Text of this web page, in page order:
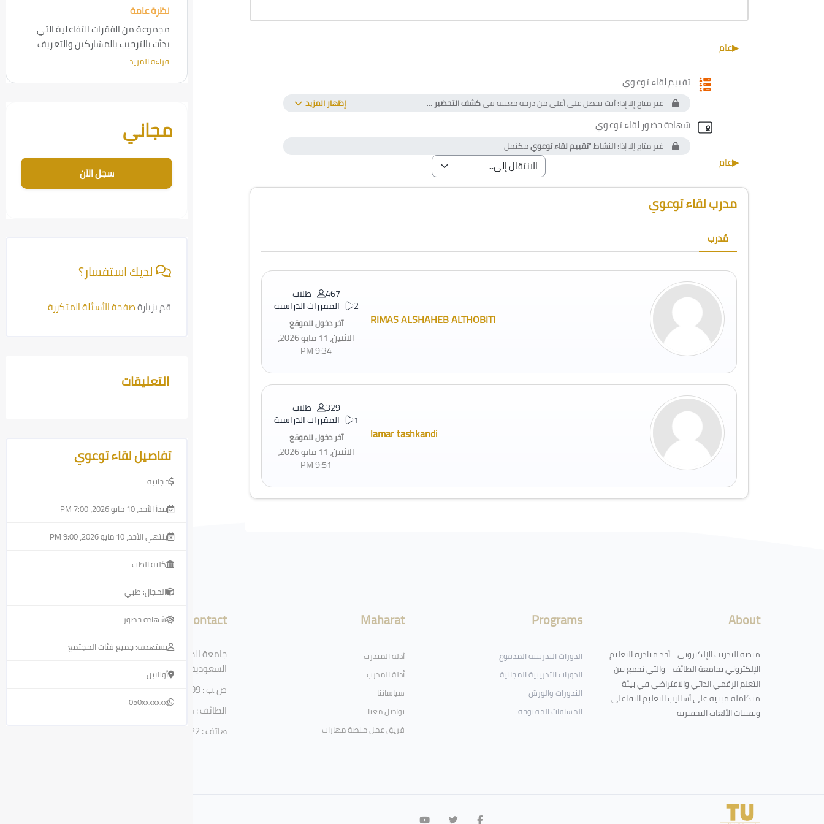
نظرة عامة
مجموعة من الفقرات التفاعلية التي
بدأت بالترحيب بالمشاركين والتعريف
بعنوان الفعالية وأهدافها، بعد ذلك
وأهمية الحفاظ على الصحة، مع عرض
النظافة الشخصية والعادات الصحية
اليومية. واختُتمت الفعالية بالإجابة عن
استفسارات المشاركين
قراءة المزيد
مجاني
سجل الآن
لديك استفسار؟
قم بزيارةصفحة الأسئلة المتكررة
تجاوز التعليقات
التعليقات
تفاصيل لقاء توعوي
مجانية
يبدأ الأحد، 10 مايو 2026، 7:00 PM
ينتهي الأحد، 10 مايو 2026، 9:00 PM
كلية الطب
المجال: طبي
شهادة حضور
يستهدف: جميع فئات المجتمع
أونلاين
050xxxxxxx
الخطوط العريضة للقسم
▶︎عام
تقييم لقاء توعوياستبيان
إظهار المزيد غير متاح إلا إذا: أنت تحصل على أعلى من درجة معينة فيكشف التحضير...
شهادة حضور لقاء توعويالشهادة المخصصة
غير متاح إلا إذا: النشاط "تقييم لقاء توعويمكتمل
▶︎عام
الكتل
تجاوز [Cocoon] Course Instructorمدرب لقاء توعوي
مُدرب
RIMAS ALSHAHEB ALTHOBITI
467 طلاب
2 المقررات الدراسية
آخر دخول للموقع
الاثنين، 11 مايو 2026،
9:34 PM
lamar tashkandi
329 طلاب
1 المقررات الدراسية
آخر دخول للموقع
الاثنين، 11 مايو 2026،
9:51 PM
About
منصة التدريب الإلكتروني - أحد مبادرة التعليم
الإلكتروني بجامعة الطائف - والتي تجمع بين
التعلم الرقمي الذاتي والافتراضي في بيئة
متكاملة مبنية على أساليب التعليم التفاعلي
وتقنيات الألعاب التحفيزية
Programs
الدورات التدريبية المدفوع
الدورات التدريبية المجانية
الندورات والورش
المساقات المفتوحة
Maharat
أدلة المتدرب
أدلة المدرب
سياساتنا
تواصل معنا
فريق عمل منصة مهارات
Contact
جامعة الطائف، الطائف، المملكة العربية
السعودية
ص .ب : 11099
الطائف : 21944
هاتف : 920002122